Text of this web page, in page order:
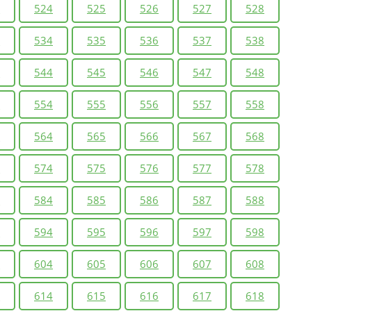
524 525 526 527 528
534 535 536 537 538
544 545 546 547 548
554 555 556 557 558
564 565 566 567 568
574 575 576 577 578
584 585 586 587 588
594 595 596 597 598
604 605 606 607 608
614 615 616 617 618